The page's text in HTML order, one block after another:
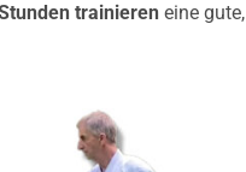
trainieren eine gute,